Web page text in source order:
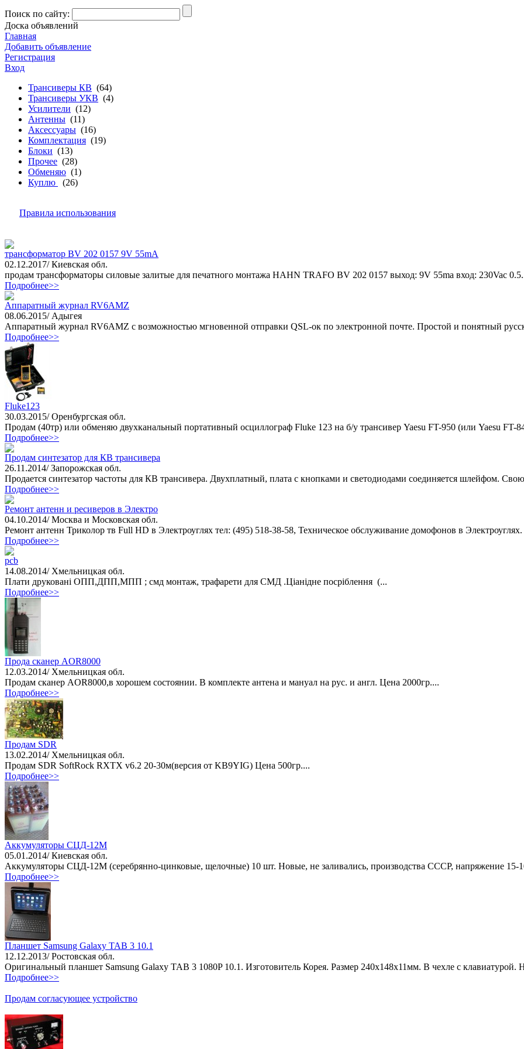
Поиск по сайту:
Доска объявлений
Главная
Добавить объявление
Регистрация
Вход
Трансиверы КВ (64)
Трансиверы УКВ (4)
Усилители (12)
Антенны (11)
Аксессуары (16)
Комплектация (19)
Блоки (13)
Прочее (28)
Обменяю (1)
Куплю
(26)
Правила использования
трансформатор BV 202 0157 9V 55mA
02.12.2017/ Киевская обл.
продам трансформаторы силовые залитые для печатного монтажа HAHN TRAFO BV 202 0157 выход: 9V 55ma вход: 230Vac
Подробнее>>
Аппаратный журнал RV6AMZ
08.06.2015/ Адыгея
Аппаратный журнал RV6AMZ с возможностью мгновенной отправки QSL-ок по электронной почте. Простой и понятный
Подробнее>>
Fluke123
30.03.2015/ Оренбургская обл.
Продам (40тр) или обменяю двухканальный портативный осциллограф Fluke 123 на б/у трансивер Yaesu FT-950 (или Yaesu FT-
Подробнее>>
Продам синтезатор для КВ трансивера
26.11.2014/ Запорожская обл.
Продается синтезатор частоты для КВ трансивера. Двухплатный, плата с кнопками и светодиодами соединяется шлейфом.
Подробнее>>
Ремонт антенн и ресиверов в Электро
04.10.2014/ Москва и Московская обл.
Ремонт антенн Триколор тв Full HD в Электроуглях тел: (495) 518-38-58, Техническое обслуживание домофонов в
Подробнее>>
pcb
14.08.2014/ Хмельницкая обл.
П­­­­­­­­лати друковані ОПП,ДПП,МПП ; смд монтаж, трафарети для СМД .Ціанідне посрібленн­­­­­­­­­­­­­­­­­­­­­­­­­­­­­­­­­­­­­­­­я­­­­ ­ ­­­­­(­­­...
Подробнее>>
Прода cканер AOR8000
12.03.2014/ Хмельницкая обл.
Продам сканер AOR8000,в хорошем состоянии. В комплекте антена и мануал на рус. и англ. Цена 2000гр....
Подробнее>>
Продам SDR
13.02.2014/ Хмельницкая обл.
Прoдам SDR SoftRock RXTX v6.2 20-30м(версия от KB9YIG) Цена 500гр....
Подробнее>>
Аккумуляторы СЦД-12М
05.01.2014/ Киевская обл.
Аккумуляторы СЦД-12М (серебрянно-цинковые, щелочные) 10 шт. Новые, не заливались, производства СССР, напряжение 15-
Подробнее>>
Планшет Samsung Galaxy TAB 3 10.1
12.12.2013/ Ростовская обл.
Оригинальный планшет Samsung Galaxy TAB 3 1080P 10.1. Изготовитель Корея. Размер 240х148х11мм. В чехле с клавиатурой.
Подробнее>>
Продам согласующее устройство